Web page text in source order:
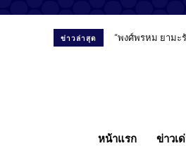
ข่าวล่าสุด “พงศ์พรหม ยามะรั
เพจ Mappa ออก
หน้าแรก ข่าวเ